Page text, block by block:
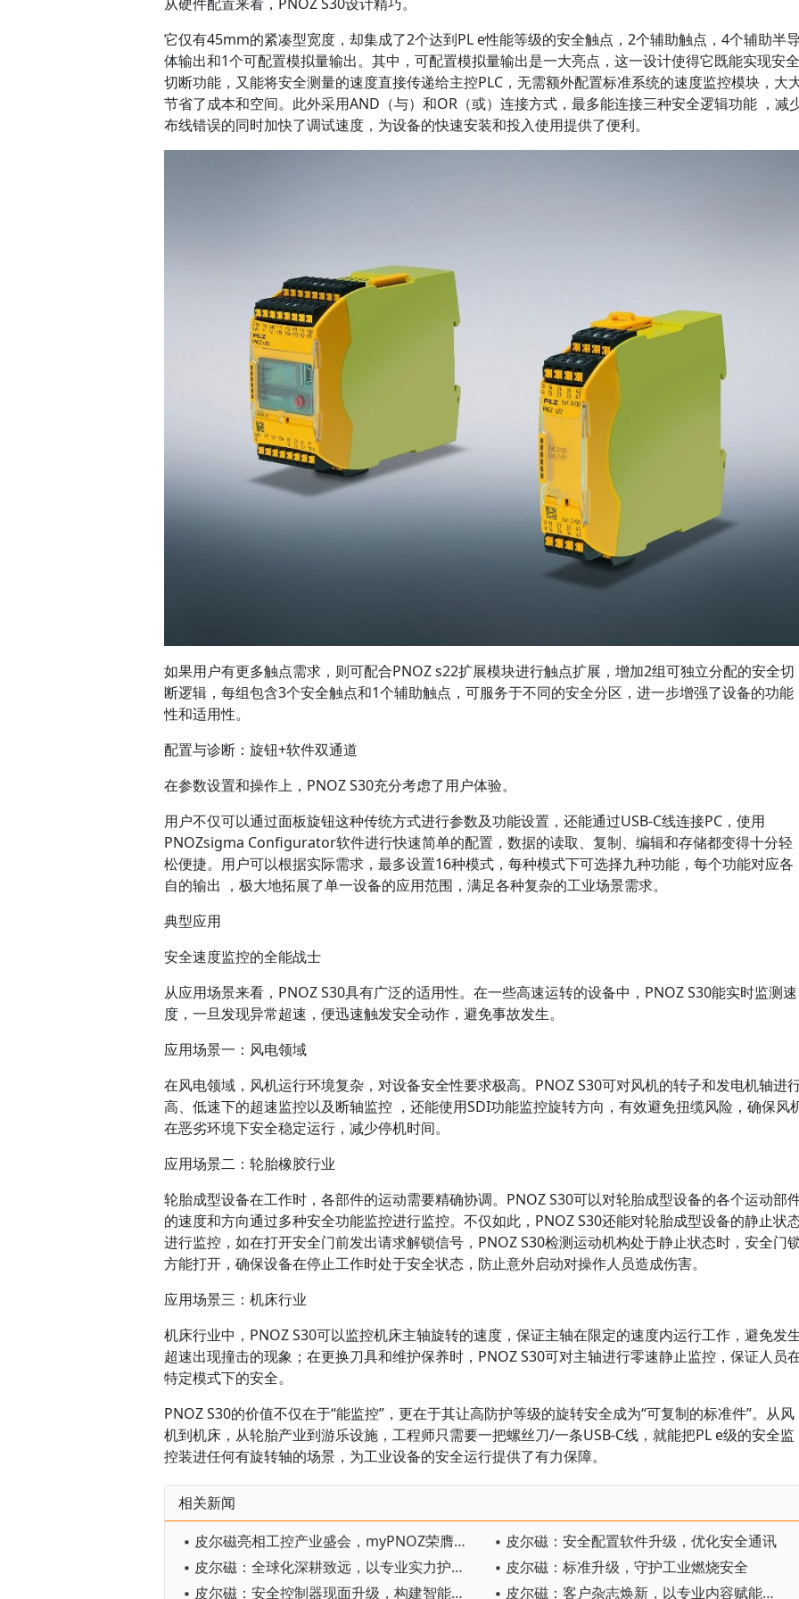
它仅有45mm的紧凑型宽度，却集成了2个达到PL e性能等级的安全触点，2个辅助触点，4个辅助半
体输出和1个可配置模拟量输出。其中，可配置模拟量输出是一大亮点，这一设计使得它既能实现安全
切断功能，又能将安全测量的速度直接传递给主控PLC，无需额外配置标准系统的速度监控模块，大
节省了成本和空间。此外采用AND（与）和OR（或）连接方式，最多能连接三种安全逻辑功能 ，减
布线错误的同时加快了调试速度，为设备的快速安装和投入使用提供了便利。
如果用户有更多触点需求，则可配合PNOZ s22扩展模块进行触点扩展，增加2组可独立分配的安全切
断逻辑，每组包含3个安全触点和1个辅助触点，可服务于不同的安全分区，进一步增强了设备的功能
性和适用性。
配置与诊断：旋钮+软件双通道
在参数设置和操作上，PNOZ S30充分考虑了用户体验。
用户不仅可以通过面板旋钮这种传统方式进行参数及功能设置，还能通过USB-C线连接PC，使用
PNOZsigma Configurator软件进行快速简单的配置，数据的读取、复制、编辑和存储都变得十分轻
松便捷。用户可以根据实际需求，最多设置16种模式，每种模式下可选择九种功能，每个功能对应各
自的输出 ，极大地拓展了单一设备的应用范围，满足各种复杂的工业场景需求。
典型应用
安全速度监控的全能战士
从应用场景来看，PNOZ S30具有广泛的适用性。在一些高速运转的设备中，PNOZ S30能实时监测速
度，一旦发现异常超速，便迅速触发安全动作，避免事故发生。
应用场景一：风电领域
在风电领域，风机运行环境复杂，对设备安全性要求极高。PNOZ S30可对风机的转子和发电机轴进
高、低速下的超速监控以及断轴监控 ，还能使用SDI功能监控旋转方向，有效避免扭缆风险，确保风
在恶劣环境下安全稳定运行，减少停机时间。
应用场景二：轮胎橡胶行业
轮胎成型设备在工作时，各部件的运动需要精确协调。PNOZ S30可以对轮胎成型设备的各个运动部
的速度和方向通过多种安全功能监控进行监控。不仅如此，PNOZ S30还能对轮胎成型设备的静止状
进行监控，如在打开安全门前发出请求解锁信号，PNOZ S30检测运动机构处于静止状态时，安全门
方能打开，确保设备在停止工作时处于安全状态，防止意外启动对操作人员造成伤害。
应用场景三：机床行业
机床行业中，PNOZ S30可以监控机床主轴旋转的速度，保证主轴在限定的速度内运行工作，避免发
超速出现撞击的现象；在更换刀具和维护保养时，PNOZ S30可对主轴进行零速静止监控，保证人员
特定模式下的安全。
PNOZ S30的价值不仅在于“能监控”，更在于其让高防护等级的旋转安全成为“可复制的标准件”。从风
机到机床，从轮胎产业到游乐设施，工程师只需要一把螺丝刀/一条USB-C线，就能把PL e级的安全监
控装进任何有旋转轴的场景，为工业设备的安全运行提供了有力保障。
相关新闻
▪ 皮尔磁亮相工控产业盛会，myPNOZ荣膺技术创新标杆奖
▪ 皮尔磁：安全配置软件升级，优化安全通讯
▪ 皮尔磁：全球化深耕致远，以专业实力护航产业升级
▪ 皮尔磁：标准升级，守护工业燃烧安全
▪ 皮尔磁：安全控制器现面升级，构建智能化权限管理
▪ 皮尔磁：客户杂志焕新，以专业内容赋能行业